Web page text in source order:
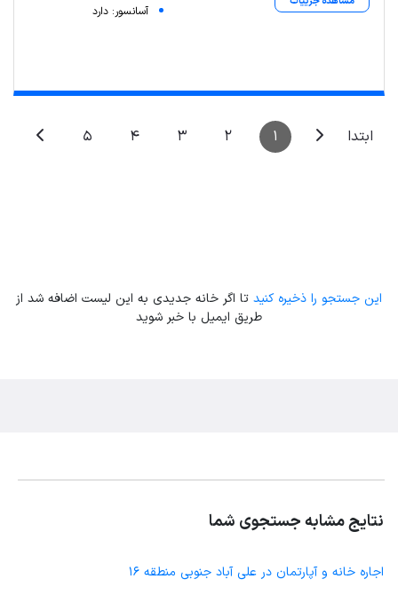
آسانسور: دارد
ابتدا 1
2
3
4
5
این جستجو را ذخیره کنید تا اگر خانه جدیدی به این لیست اضافه شد از
طریق ایمیل با خبر شوید
نتایج مشابه جستجوی شما
اجاره خانه و آپارتمان در علی آباد جنوبی منطقه 16